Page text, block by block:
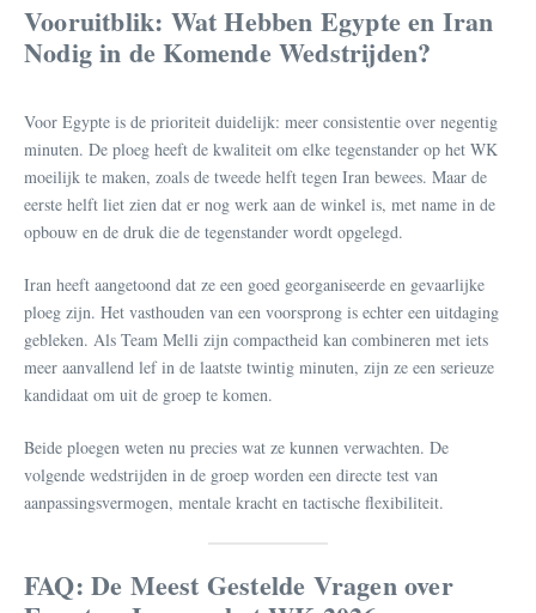
Vooruitblik: Wat Hebben Egypte en Iran
Nodig in de Komende Wedstrijden?
Voor Egypte is de prioriteit duidelijk: meer consistentie over negentig
minuten. De ploeg heeft de kwaliteit om elke tegenstander op het WK
moeilijk te maken, zoals de tweede helft tegen Iran bewees. Maar de
eerste helft liet zien dat er nog werk aan de winkel is, met name in de
opbouw en de druk die de tegenstander wordt opgelegd.
Iran heeft aangetoond dat ze een goed georganiseerde en gevaarlijke
ploeg zijn. Het vasthouden van een voorsprong is echter een uitdaging
gebleken. Als Team Melli zijn compactheid kan combineren met iets
meer aanvallend lef in de laatste twintig minuten, zijn ze een serieuze
kandidaat om uit de groep te komen.
Beide ploegen weten nu precies wat ze kunnen verwachten. De
volgende wedstrijden in de groep worden een directe test van
aanpassingsvermogen, mentale kracht en tactische flexibiliteit.
FAQ: De Meest Gestelde Vragen over